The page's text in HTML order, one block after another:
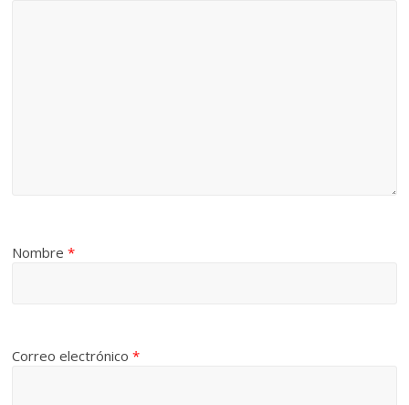
Nombre*
Correo electrónico*